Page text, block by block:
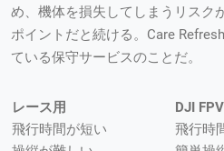
め、機体を損失してしまうリスク
ポイントだと続ける。Care
ている保守サービスのことだ。
レース用
DJI FPV
飛行時間が短い
飛行時